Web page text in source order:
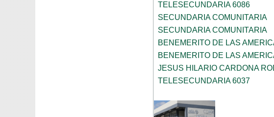
TELESECUNDARIA 6086
SECUNDARIA COMUNITARIA
SECUNDARIA COMUNITARIA
BENEMERITO DE LAS
BENEMERITO DE LAS
JESUS HILARIO CARDONA
TELESECUNDARIA 6037